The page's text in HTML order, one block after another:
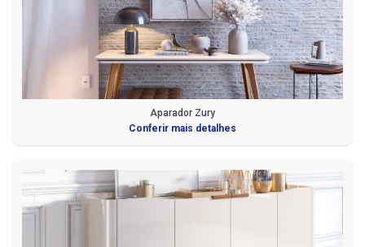
Aparador Zury
Conferir mais detalhes